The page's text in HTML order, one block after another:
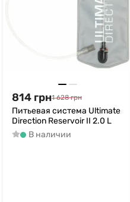
814 грн1 628 грн
Питьевая система Ultimate
Direction Reservoir II 2.0 L
В наличии